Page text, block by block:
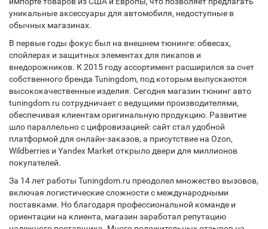
уникальные аксессуары для автомобиля, недоступные в
обычных магазинах.
В первые годы фокус был на внешнем тюнинге: обвесах,
спойлерах и защитных элементах для пикапов и
внедорожников. К 2015 году ассортимент расширился за счет
собственного бренда Tuningdom, под которым выпускаются
высококачественные изделия. Сегодня магазин тюнинг авто
tuningdom.ru сотрудничает с ведущими производителями,
обеспечивая клиентам оригинальную продукцию. Развитие
шло параллельно с цифровизацией: сайт стал удобной
платформой для онлайн-заказов, а присутствие на Ozon,
Wildberries и Yandex Market открыло двери для миллионов
покупателей.
За 14 лет работы Tuningdom.ru преодолел множество вызовов,
включая логистические сложности с международными
поставками. Но благодаря профессиональной команде и
ориентации на клиента, магазин заработал репутацию